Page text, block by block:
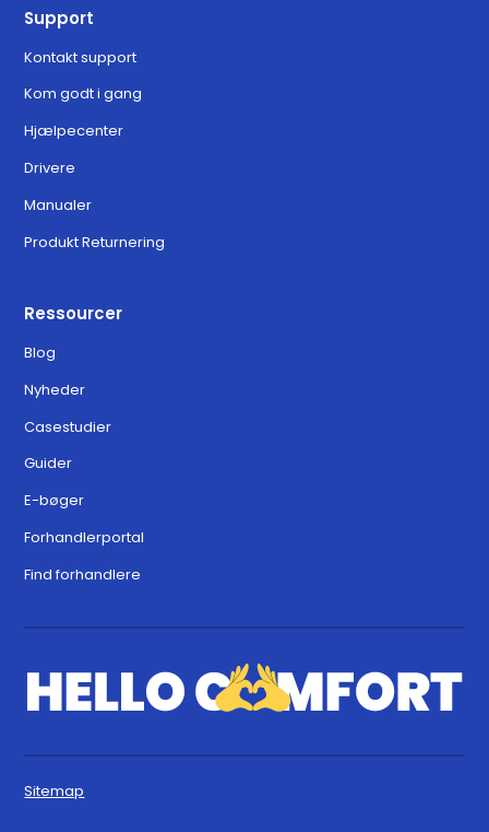
Support
Kontakt support
Kom godt i gang
Hjælpecenter
Drivere
Manualer
Produkt Returnering
Ressourcer
Blog
Nyheder
Casestudier
Guider
E-bøger
Forhandlerportal
Find forhandlere
Sitemap